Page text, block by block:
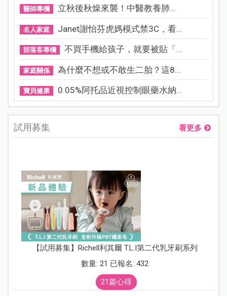
醫師專欄 立秋後秋燥來襲！中醫教養肺...
名人家庭 Janet謝怡芬虎媽模式禁3C，看...
部落客專欄 不買手機給孩子，就要被貼「...
家庭關係 為什麼不想或不敢生二胎？這8...
寶貝健康 0.05%阿托品近視控制眼藥水納...
試用募集 看更多
【試用募集】Richell利其爾 T.L.I第二代乳牙刷系列
數量: 21 已報名: 432
21篇心得